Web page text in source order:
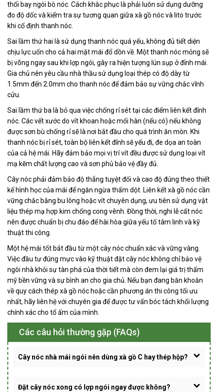
thổi bay ngói bò nóc. Cách khắc phục là phải luôn sử dụng dưỡng
đo độ dốc và kiểm tra sự tương quan giữa xà gồ nóc và lito trước
khi cố định thanh nóc.
Sai lầm thứ hai là sử dụng thanh nóc quá yếu, không đủ tiết diện
chịu lực uốn cho cả hai mặt mái đổ dồn về. Một thanh nóc mỏng sẽ
bị võng ngay sau khi lợp ngói, gây ra hiện tượng lún sụp ở đỉnh mái.
Gia chủ nên yêu cầu nhà thầu sử dụng loại thép có độ dày từ
1.5mm đến 2.0mm cho thanh nóc để đảm bảo sự vững chắc vĩnh
cửu.
Sai lầm thứ ba là bỏ qua việc chống rỉ sét tại các điểm liên kết đỉnh
nóc. Các vết xước do vít khoan hoặc mối hàn (nếu có) nếu không
được sơn bù chống rỉ sẽ là nơi bắt đầu cho quá trình ăn mòn. Khi
thanh nóc bị rỉ sét, toàn bộ liên kết đỉnh sẽ yếu đi, đe dọa an toàn
của cả hệ mái. Hãy đảm bảo mọi vị trí vít đều được sử dụng loại vít
mạ kẽm chất lượng cao và sơn phủ bảo vệ đầy đủ.
Cây nóc phải đảm bảo độ thẳng tuyệt đối và cao độ đúng theo thiết
kế hình học của mái để ngăn ngừa thấm dột. Liên kết xà gồ nóc cần
vững chắc bằng bu lông hoặc vít chuyên dụng, ưu tiên sử dụng vật
liệu thép mạ hợp kim chống cong vênh. Đồng thời, nghi lễ cất nóc
nên được chuẩn bị chu đáo để hài hòa giữa yếu tố tâm linh và kỹ
thuật thi công.
Một hệ mái tốt bắt đầu từ một cây nóc chuẩn xác và vững vàng.
Việc đầu tư đúng mực vào kỹ thuật đặt cây nóc không chỉ bảo vệ
ngôi nhà khỏi sự tàn phá của thời tiết mà còn đem lại giá trị thẩm
mỹ bền vững và sự bình an cho gia chủ. Nếu bạn đang băn khoăn
về quy cách thép xà gồ nóc hoặc cần phương án thi công tối ưu
nhất, hãy liên hệ với chuyên gia để được tư vấn bóc tách khối lượng
chính xác cho tổ ấm của mình.
Các câu hỏi thường gặp (FAQs)
Cây nóc nhà mái ngói nên dùng xà gồ C hay thép hộp?
Đặt cây nóc xong có lợp ngói ngay được không?